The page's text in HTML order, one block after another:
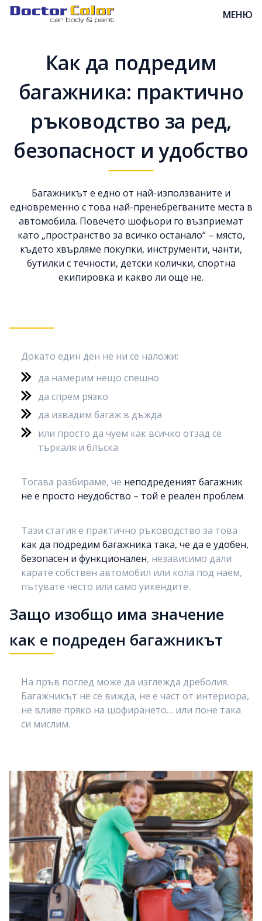
МЕНЮ
Как да подредим
багажника: практично
ръководство за ред,
безопасност и удобство
Багажникът е едно от най-използваните и
едновременно с това най-пренебрегваните места в
автомобила. Повечето шофьори го възприемат
като „пространство за всичко останало“ – място,
където хвърляме покупки, инструменти, чанти,
бутилки с течности, детски колички, спортна
екипировка и какво ли още не.
Докато един ден не ни се наложи:
да намерим нещо спешно
да спрем рязко
да извадим багаж в дъжда
или просто да чуем как всичко отзад се
търкаля и блъска
Тогава разбираме, че неподреденият багажник
не е просто неудобство – той е реален проблем.
Тази статия е практично ръководство за това
как да подредим багажника така, че да е удобен,
безопасен и функционален, независимо дали
карате собствен автомобил или кола под наем,
пътувате често или само уикендите.
Защо изобщо има значение
как е подреден багажникът
На пръв поглед може да изглежда дреболия.
Багажникът не се вижда, не е част от интериора,
не влияе пряко на шофирането… или поне така
си мислим.